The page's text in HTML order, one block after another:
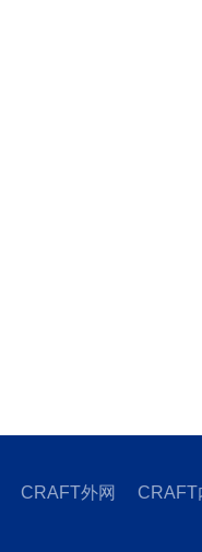
CRAFT外网
CRAFT